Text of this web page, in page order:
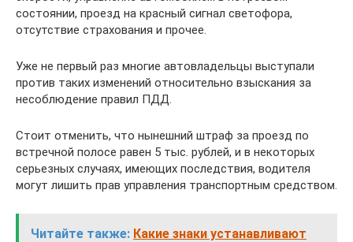
состоянии, проезд на красный сигнал светофора,
отсутствие страхования и прочее.
Уже не первый раз многие автовладельцы выступали
против таких изменений относительно взыскания за
несоблюдение правил ПДД.
Стоит отменить, что нынешний штраф за проезд по
встречной полосе равен 5 тыс. рублей, и в некоторых
серьезных случаях, имеющих последствия, водителя
могут лишить прав управления транспортным средством.
Читайте также: Какие знаки устанавливают